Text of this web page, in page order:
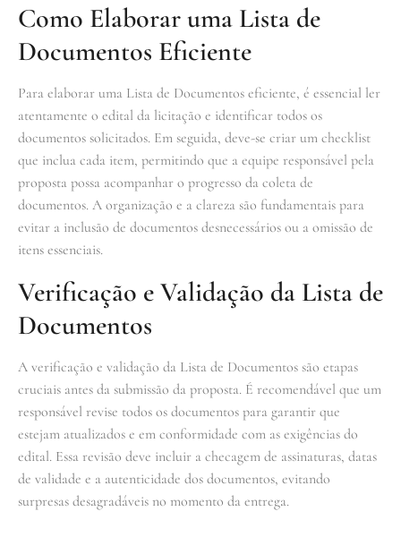
Como Elaborar uma Lista de
Documentos Eficiente
Para elaborar uma Lista de Documentos eficiente, é essencial ler
atentamente o edital da licitação e identificar todos os
documentos solicitados. Em seguida, deve-se criar um checklist
que inclua cada item, permitindo que a equipe responsável pela
proposta possa acompanhar o progresso da coleta de
documentos. A organização e a clareza são fundamentais para
evitar a inclusão de documentos desnecessários ou a omissão de
itens essenciais.
Verificação e Validação da Lista de
Documentos
A verificação e validação da Lista de Documentos são etapas
cruciais antes da submissão da proposta. É recomendável que um
responsável revise todos os documentos para garantir que
estejam atualizados e em conformidade com as exigências do
edital. Essa revisão deve incluir a checagem de assinaturas, datas
de validade e a autenticidade dos documentos, evitando
surpresas desagradáveis no momento da entrega.